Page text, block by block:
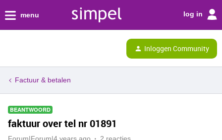
menu log in
Inloggen Community
Factuur & betalen
BEANTWOORD
faktuur over tel nr 01891